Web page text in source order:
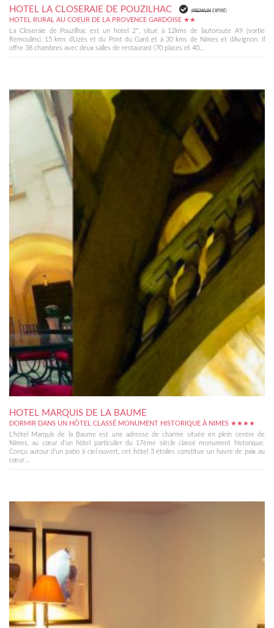
HOTEL LA CLOSERAIE DE POUZILHAC (PREMIUMEXPIRÉ)
HOTEL RURAL AU COEUR DE LA PROVENCE GARDOISE ★★
La Closeraie de Pouzilhac est un hotel 2*, situé à 12kms de lautoroute A9 (sortie
Remoulins), 15 kms dUzès et du Pont du Gard et à 30 kms de Nîmes et dAvignon. Il
offre 38 chambres avec deux salles de restaurant (70 places et 40...
HOTEL MARQUIS DE LA BAUME
DORMIR DANS UN HÔTEL CLASSÉ MONUMENT HISTORIQUE À NIMES ★★★★
L'hôtel Marquis de la Baume est une adresse de charme située en plein centre de
Nîmes, au cœur d’un hôtel particulier du 17ème siècle classé monument historique.
Conçu autour d'un patio à ciel ouvert, cet hôtel 3 étoiles constitue un havre de paix au
cœur...